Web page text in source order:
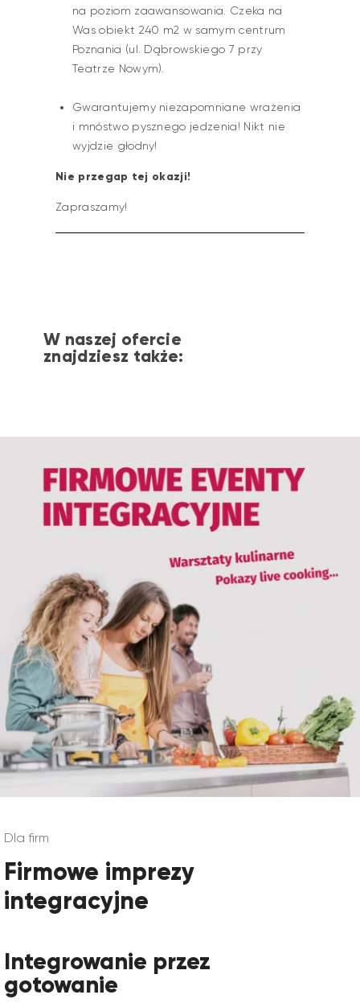
na poziom zaawansowania. Czeka na
Was obiekt 240 m2 w samym centrum
Poznania (ul. Dąbrowskiego 7 przy
Teatrze Nowym).
Gwarantujemy niezapomniane wrażenia
i mnóstwo pysznego jedzenia! Nikt nie
wyjdzie głodny!
Nie przegap tej okazji!
Zapraszamy!
W naszej ofercie
znajdziesz także:
Dla firm
Firmowe imprezy
integracyjne
Integrowanie przez
gotowanie